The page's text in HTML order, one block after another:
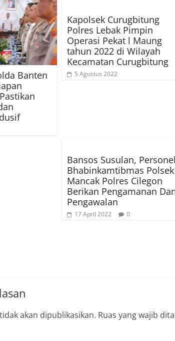
Banten
Kapolsek Curugbitung
Polres Lebak Pimpin
Operasi Pekat l Maung
tahun 2022 di Wilayah
Kecamatan Curugbitung
5 Agustus 2022
Bansos Susulan, Personel
Bhabinkamtibmas Polsek
Mancak Polres Cilegon
Berikan Pengamanan
Pengawalan
17 April 2022 0
akan dipublikasikan. Ruas yang wajib